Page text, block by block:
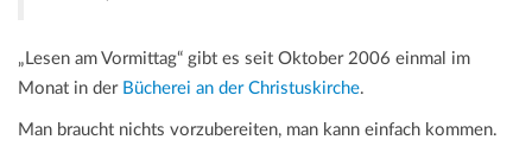
„Lesen am Vormittag“ gibt es seit Oktober 2006 einmal im
Monat in der Bücherei an der Christuskirche.
Man braucht nichts vorzubereiten, man kann einfach kommen.